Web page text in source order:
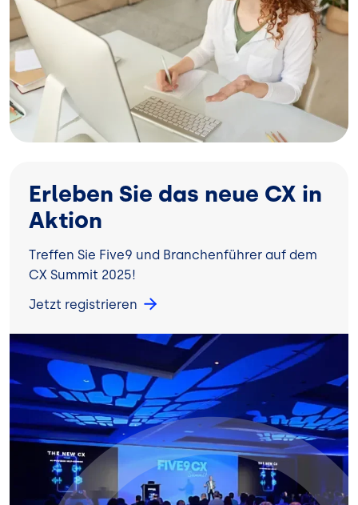
Erleben Sie das neue CX in
Aktion
Treffen Sie Five9 und Branchenführer auf dem
CX Summit 2025!
Jetzt registrieren
Bild